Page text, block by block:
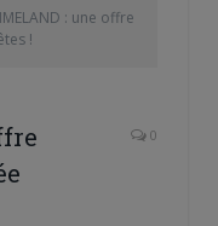
: une offre
!
0